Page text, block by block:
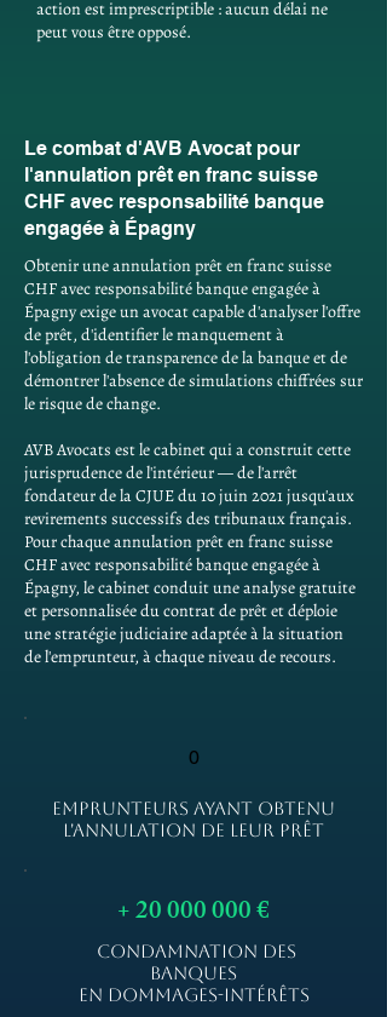
action est imprescriptible : aucun délai ne
peut vous être opposé.
Le combat d'AVB Avocat pour
l'annulation prêt en franc suisse
CHF avec responsabilité banque
engagée à Épagny
Obtenir une annulation prêt en franc suisse
CHF avec responsabilité banque engagée à
Épagny exige un avocat capable d'analyser l'offre
de prêt, d'identifier le manquement à
l'obligation de transparence de la banque et de
démontrer l'absence de simulations chiffrées sur
le risque de change.
AVB Avocats est le cabinet qui a construit cette
jurisprudence de l'intérieur — de l'arrêt
fondateur de la CJUE du 10 juin 2021 jusqu'aux
revirements successifs des tribunaux français.
Pour chaque annulation prêt en franc suisse
CHF avec responsabilité banque engagée à
Épagny, le cabinet conduit une analyse gratuite
et personnalisée du contrat de prêt et déploie
une stratégie judiciaire adaptée à la situation
de l'emprunteur, à chaque niveau de recours.
0
EMPRUNTEURS AYANT OBTENU
L'ANNULATION DE LEUR PRÊT
+20 000 000€
CONDAMNATION DES
BANQUES
EN DOMMAGES-INTÉRÊTS